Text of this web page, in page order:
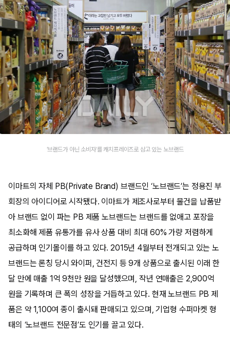
‘브랜드가 아닌 소비자’를 캐치프레이즈로 삼고 있는 노브랜드
이마트의 자체 PB(Private Brand) 브랜드인 ‘노브랜드’는 정용진 부
회장의 아이디어로 시작됐다. 이마트가 제조사로부터 물건을 납품받
아 브랜드 없이 파는 PB 제품 노브랜드는 브랜드를 없애고 포장을
최소화해 제품 유통가를 유사 상품 대비 최대 60% 가량 저렴하게
공급하며 인기몰이를 하고 있다. 2015년 4월부터 전개되고 있는 노
브랜드는 론칭 당시 와이퍼, 건전지 등 9개 상품으로 출시된 이래 한
달 만에 매출 1억 9천만 원을 달성했으며, 작년 연매출은 2,900억
원을 기록하며 큰 폭의 성장을 거듭하고 있다. 현재 노브랜드 PB 제
품은 약 1,100여 종이 출시돼 판매되고 있으며, 기업형 수퍼마켓 형
태의 ‘노브랜드 전문점’도 인기를 끌고 있다.